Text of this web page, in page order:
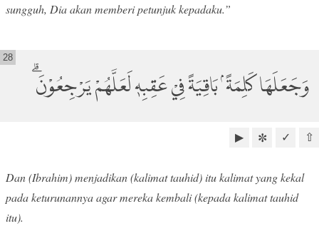
sungguh, Dia akan memberi petunjuk kepadaku.”
وَجَعَلَهَا كَلِمَةً ۢ بَاقِيَةً فِيْ عَقِبِهٖ لَعَلَّهُمْ يَرْجِعُوْنَۗ
28
⇧
✓
✼
▶
Dan (Ibrahim) menjadikan (kalimat tauhid) itu kalimat yang kekal
pada keturunannya agar mereka kembali (kepada kalimat tauhid
itu).